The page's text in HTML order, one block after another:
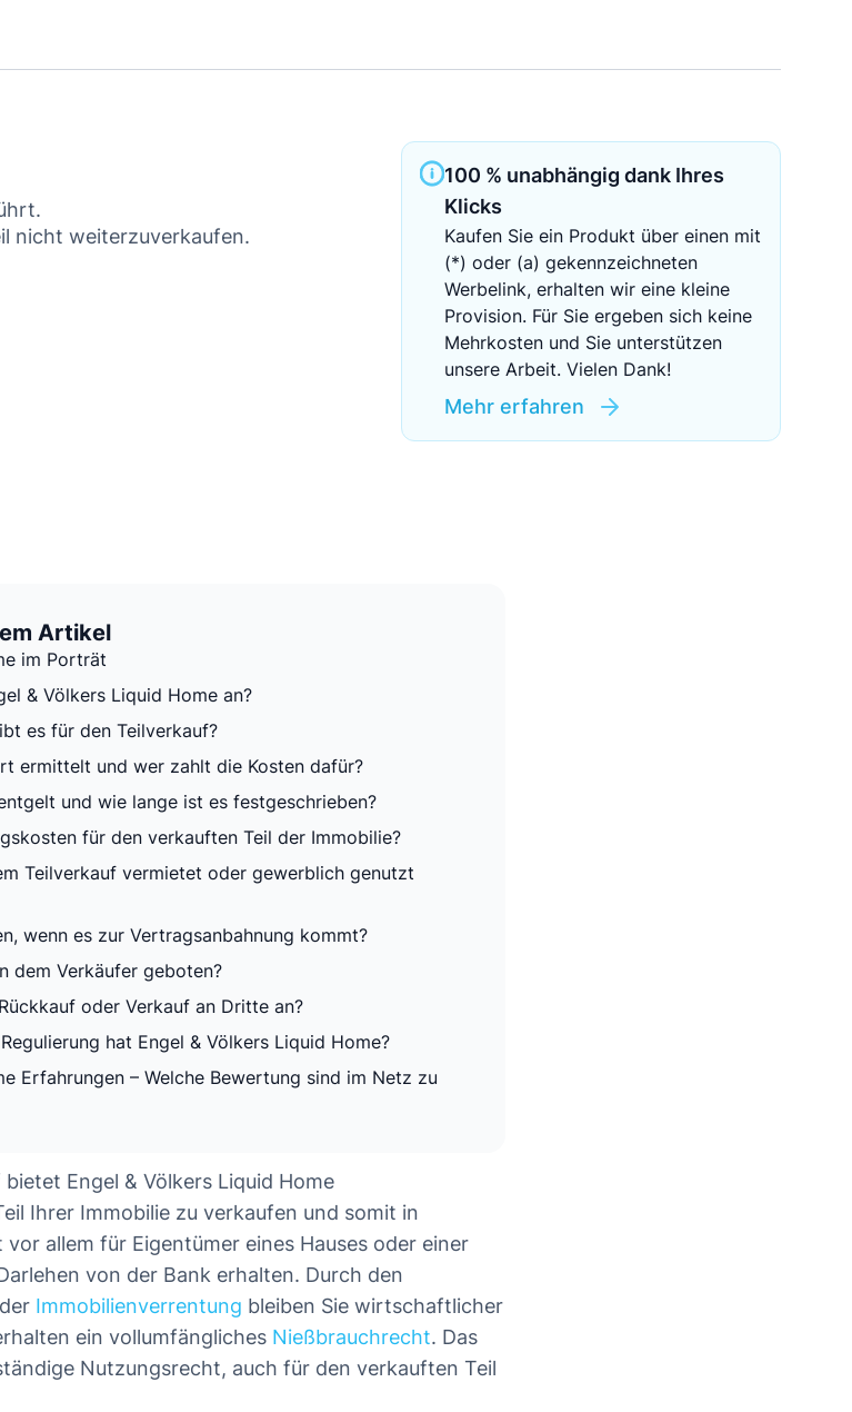
EZB-Leitzins
nicht weiterzuverkaufen.
100 % unabhängig dank Ihres
Klicks
Kaufen Sie ein Produkt über einen mit
(*) oder (a) gekennzeichneten
Werbelink, erhalten wir eine kleine
Provision. Für Sie ergeben sich keine
Mehrkosten und Sie unterstützen
unsere Arbeit. Vielen Dank!
Mehr erfahren
Artikel
im Porträt
& Völkers Liquid Home an?
es für den Teilverkauf?
ermittelt und wer zahlt die Kosten dafür?
und wie lange ist es festgeschrieben?
für den verkauften Teil der Immobilie?
Teilverkauf vermietet oder gewerblich genutzt
wenn es zur Vertragsanbahnung kommt?
dem Verkäufer geboten?
oder Verkauf an Dritte an?
hat Engel & Völkers Liquid Home?
Erfahrungen – Welche Bewertung sind im Netz zu
Engel & Völkers Liquid Home
Ihrer Immobilie zu verkaufen und somit in
allem für Eigentümer eines Hauses oder einer
von der Bank erhalten. Durch den
Immobilienverrentung bleiben Sie wirtschaftlicher
ein vollumfängliches Nießbrauchrecht. Das
Nutzungsrecht, auch für den verkauften Teil